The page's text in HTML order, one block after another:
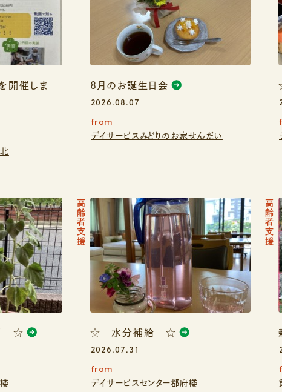
開催しま
8月のお誕生日会
2026.08.07
from
デイサービスみどりのお家せんだい
☆ ☆ 水分補給 ☆
2026.07.31
from
デイサービスセンター都府楼
高齢者支援 高齢者支援